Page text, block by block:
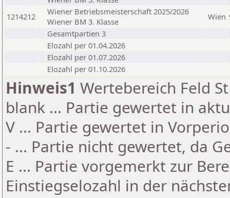
1214212
Wiener Betriebsmeisterschaft 2025/2026
Wiener BM 3. Klasse
Wien
Gesamtpartien 3
Elozahl per 01.04.2026
Elozahl per 01.07.2026
Elozahl per 01.10.2026
Hinweis1 Wertebereich Feld
blank ... Partie gewertet in
V ... Partie gewertet in
- ... Partie nicht gewertet, da
E ... Partie vorgemerkt zur
Einstiegselozahl in der